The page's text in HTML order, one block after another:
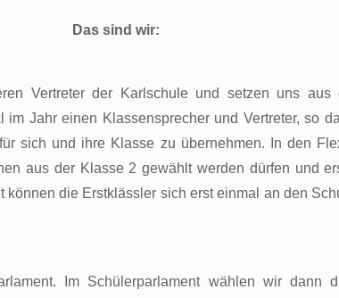
Das sind wir:
Vertreter der Karlschule und setzen uns
Jahr einen Klassensprecher und Vertreter, so
sich und ihre Klasse zu übernehmen. In den
aus der Klasse 2 gewählt werden dürfen und
die Erstklässler sich erst einmal an den
Im Schülerparlament wählen wir dann